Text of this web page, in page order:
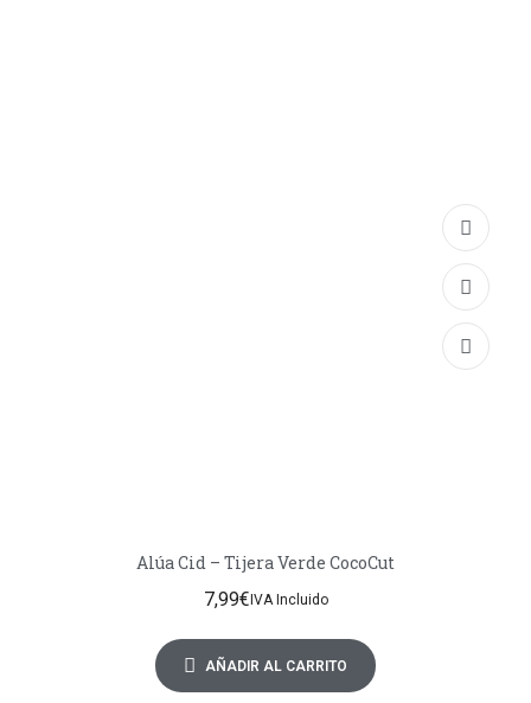
Alúa Cid – Tijera Verde CocoCut
7,99€IVA Incluido
AÑADIR AL CARRITO